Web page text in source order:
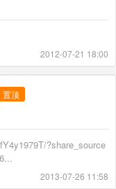
2012-07-21 18:00
置顶
?share_source
2013-07-26 11:58